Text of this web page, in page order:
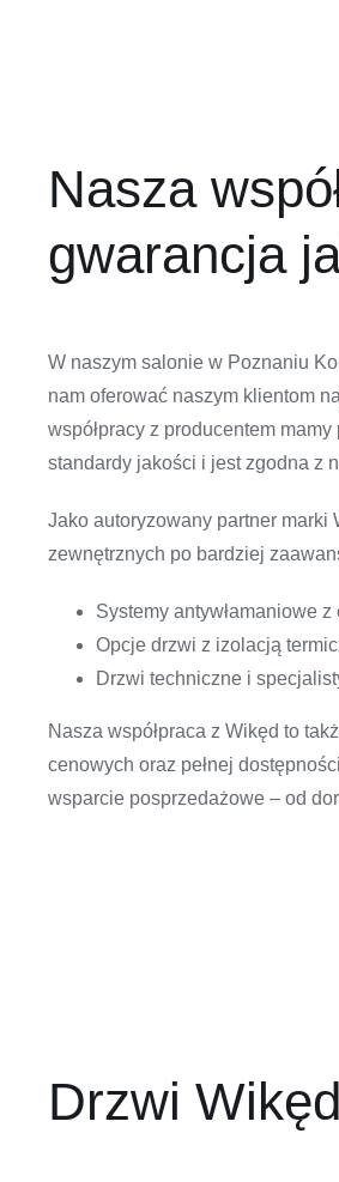
Nasza
gwarancja
W naszym salonie w Poznaniu
nam oferować naszym klientom
współpracy z producentem
standardy jakości i jest zgodna z
Jako autoryzowany partner marki
zewnętrznych po bardziej
Systemy antywłamaniowe
Opcje drzwi z izolacją
Drzwi techniczne i
Nasza współpraca z Wikęd to
cenowych oraz pełnej
wsparcie posprzedażowe – od
Drzwi